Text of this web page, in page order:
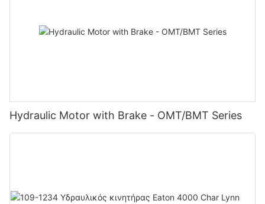
Hydraulic Motor with Brake - OMT/BMT Series